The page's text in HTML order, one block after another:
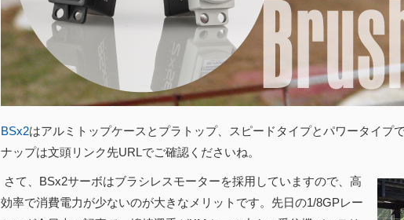
BSx2はアルミトップケースとプラトップ、スピードタイプとパワータイプ
ナップは文頭リンク先URLでご確認くださいね。
さて、BSx2サーボはブラシレスモーターを採用していますので、高
効率で消費電力が少ないのが大きなメリットです。先日の1/8GPレー